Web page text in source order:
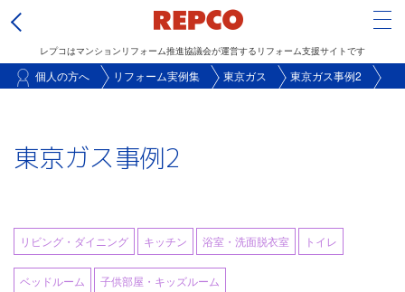
ン
ツ
レプコはマンションリフォーム推進協議会が運営するリフォーム支援サイトです
個人の方へ リフォーム実例集 東京ガス 東京ガス事例2
東京ガス事例2
リビング・ダイニング キッチン 浴室・洗面脱衣室 トイレ
ベッドルーム 子供部屋・キッズルーム